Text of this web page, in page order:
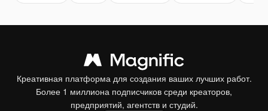
Креативная платформа для создания ваших лучших работ.
Более 1 миллиона подписчиков среди креаторов,
предприятий, агентств и студий.